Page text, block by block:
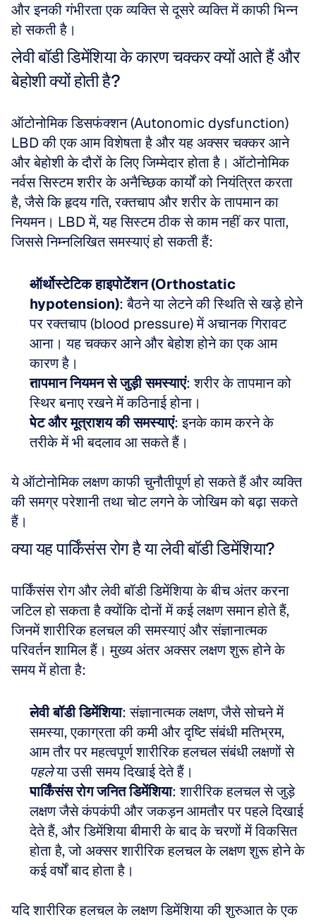
और इनकी गंभीरता एक व्यक्ति से दूसरे व्यक्ति में काफी भिन्न
हो सकती है।
लेवी बॉडी डिमेंशिया के कारण चक्कर क्यों आते हैं और
बेहोशी क्यों होती है?
ऑटोनोमिक डिसफंक्शन (Autonomic dysfunction)
LBD की एक आम विशेषता है और यह अक्सर चक्कर आने
और बेहोशी के दौरों के लिए जिम्मेदार होता है। ऑटोनोमिक
नर्वस सिस्टम शरीर के अनैच्छिक कार्यों को नियंत्रित करता
है, जैसे कि हृदय गति, रक्तचाप और शरीर के तापमान का
नियमन। LBD में, यह सिस्टम ठीक से काम नहीं कर पाता,
जिससे निम्नलिखित समस्याएं हो सकती हैं:
ऑर्थोस्टेटिक हाइपोटेंशन (Orthostatic
hypotension): बैठने या लेटने की स्थिति से खड़े होने
पर रक्तचाप (blood pressure) में अचानक गिरावट
आना। यह चक्कर आने और बेहोश होने का एक आम
कारण है।
तापमान नियमन से जुड़ी समस्याएं: शरीर के तापमान को
स्थिर बनाए रखने में कठिनाई होना।
पेट और मूत्राशय की समस्याएं: इनके काम करने के
तरीके में भी बदलाव आ सकते हैं।
ये ऑटोनोमिक लक्षण काफी चुनौतीपूर्ण हो सकते हैं और व्यक्ति
की समग्र परेशानी तथा चोट लगने के जोखिम को बढ़ा सकते
हैं।
क्या यह पार्किंसंस रोग है या लेवी बॉडी डिमेंशिया?
पार्किंसंस रोग और लेवी बॉडी डिमेंशिया के बीच अंतर करना
जटिल हो सकता है क्योंकि दोनों में कई लक्षण समान होते हैं,
जिनमें शारीरिक हलचल की समस्याएं और संज्ञानात्मक
परिवर्तन शामिल हैं। मुख्य अंतर अक्सर लक्षण शुरू होने के
समय में होता है:
लेवी बॉडी डिमेंशिया: संज्ञानात्मक लक्षण, जैसे सोचने में
समस्या, एकाग्रता की कमी और दृष्टि संबंधी मतिभ्रम,
आम तौर पर महत्वपूर्ण शारीरिक हलचल संबंधी लक्षणों से
पहले या उसी समय दिखाई देते हैं।
पार्किंसंस रोग जनित डिमेंशिया: शारीरिक हलचल से जुड़े
लक्षण जैसे कंपकंपी और जकड़न आमतौर पर पहले दिखाई
देते हैं, और डिमेंशिया बीमारी के बाद के चरणों में विकसित
होता है, जो अक्सर शारीरिक हलचल के लक्षण शुरू होने के
कई वर्षों बाद होता है।
यदि शारीरिक हलचल के लक्षण डिमेंशिया की शुरुआत के एक